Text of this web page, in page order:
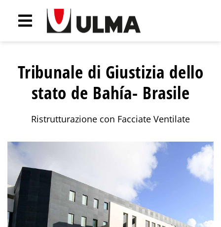
Tribunale di Giustizia dello
stato de Bahía- Brasile
Ristrutturazione con Facciate Ventilate